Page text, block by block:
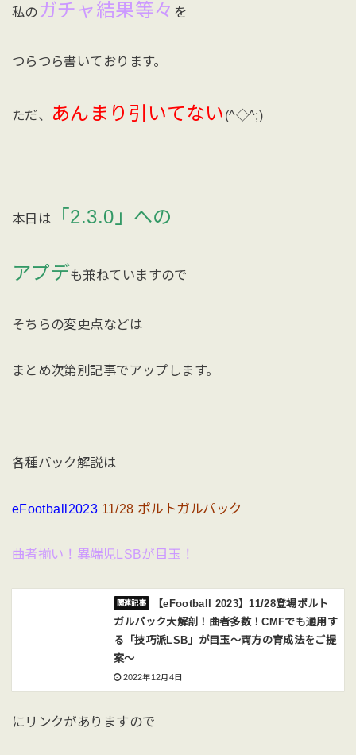
私の ガチャ結果等々 を
つらつら書いております。
ただ、 あんまり引いてない (^◇^;)
本日は 「2.3.0」への
アプデも兼ねていますので
そちらの変更点などは
まとめ次第別記事でアップします。
各種パック解説は
eFootball2023 11/28 ポルトガルパック
曲者揃い！異端児LSBが目玉！
【eFootball 2023】11/28登場ポルト
ガルパック大解剖！曲者多数！CMFでも通用す
る「技巧派LSB」が目玉〜両方の育成法をご提
案〜
2022年12月4日
にリンクがありますので